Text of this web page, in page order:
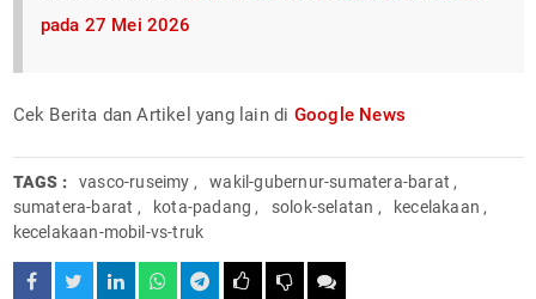
pada 27 Mei 2026
Cek Berita dan Artikel yang lain di Google News
TAGS : vasco-ruseimy , wakil-gubernur-sumatera-barat ,
sumatera-barat , kota-padang , solok-selatan , kecelakaan ,
kecelakaan-mobil-vs-truk